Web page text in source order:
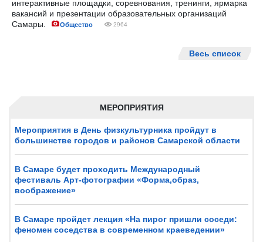
МЕРОПРИЯТИЯ
Мероприятия в День физкультурника пройдут в
большинстве городов и районов Самарской области
В Самаре будет проходить Международный
фестиваль Арт-фотографии «Форма,образ,
воображение»
В Самаре пройдет лекция «На пирог пришли соседи:
феномен соседства в современном краеведении»
интерактивные площадки, соревнования, тренинги, ярмарка
вакансий и презентации образовательных организаций
Самары.
Общество 2964
Весь список